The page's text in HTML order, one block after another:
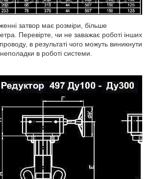
затвор має розміри, більше
Перевірте, чи не заважає роботі інших
в результаті чого можуть виникнути
в роботі системи.